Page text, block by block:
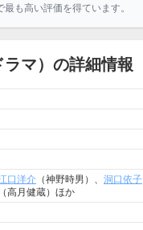
最も高い評価を得ています。
マ）の詳細情報
口洋介 （神野時男）、 洞口依子
（高月健蔵）ほか